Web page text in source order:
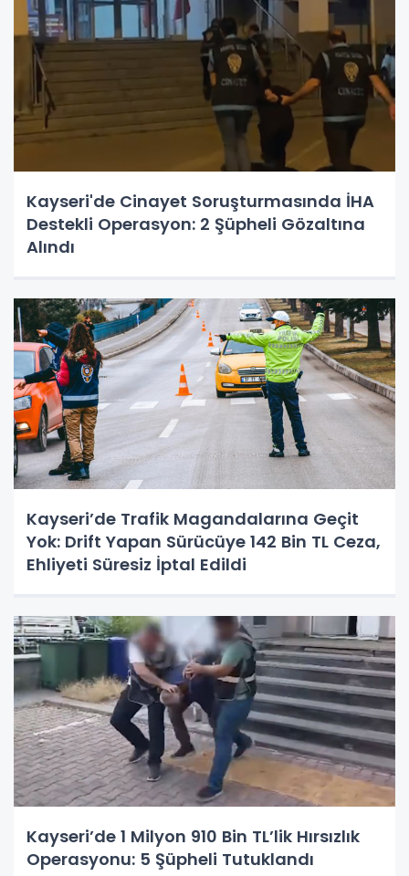
Kayseri'de Cinayet Soruşturmasında İHA
Destekli Operasyon: 2 Şüpheli Gözaltına
Alındı
Kayseri’de Trafik Magandalarına Geçit
Yok: Drift Yapan Sürücüye 142 Bin TL Ceza,
Ehliyeti Süresiz İptal Edildi
Kayseri’de 1 Milyon 910 Bin TL’lik Hırsızlık
Operasyonu: 5 Şüpheli Tutuklandı